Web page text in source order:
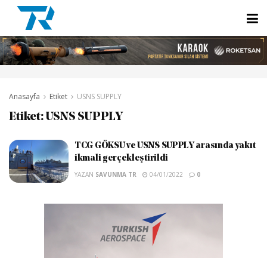
Anasayfa Etiket USNS SUPPLY
Etiket: USNS SUPPLY
TCG GÖKSU ve USNS SUPPLY arasında yakıt
ikmali gerçekleştirildi
YAZAN SAVUNMA TR 04/01/2022 0